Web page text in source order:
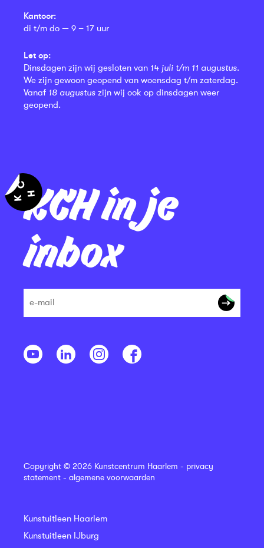
KCH in je
inbox
Kantoor:
di t/m do — 9 – 17 uur
Let op:
Dinsdagen zijn wij gesloten van 14 juli t/m 11 augustus.
We zijn gewoon geopend van woensdag t/m zaterdag.
Vanaf 18 augustus zijn wij ook op dinsdagen weer
geopend.
Copyright © 2026 Kunstcentrum Haarlem - privacy
statement - algemene voorwaarden
Kunstuitleen Haarlem
Kunstuitleen IJburg